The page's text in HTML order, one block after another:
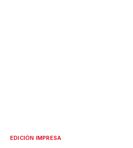
EDICIÓN IMPRESA